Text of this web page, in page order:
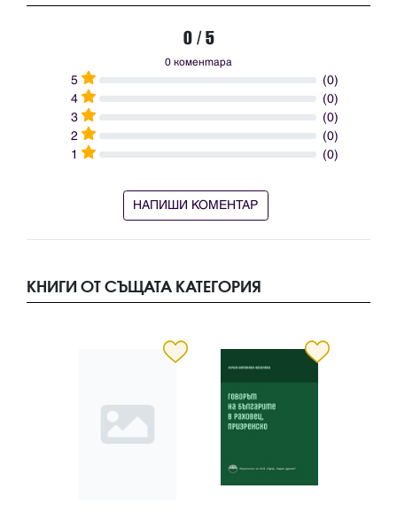
0 / 5
0 коментара
5
(0)
4
(0)
3
(0)
2
(0)
1
(0)
НАПИШИ КОМЕНТАР
КНИГИ ОТ СЪЩАТА КАТЕГОРИЯ